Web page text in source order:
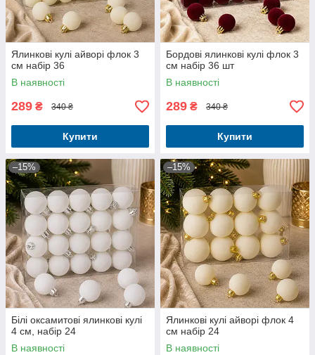
Ялинкові кулі айворі флок 3
см набір 36
В наявності
289 ₴ 340 ₴
Купити
Бордові ялинкові кулі флок 3
см набір 36 шт
В наявності
289 ₴ 340 ₴
Купити
–15%
Білі оксамитові ялинкові кулі
4 см, набір 24
В наявності
–15%
Ялинкові кулі айворі флок 4
см набір 24
В наявності